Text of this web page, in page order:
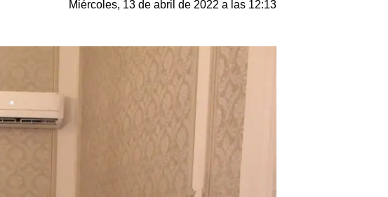
Miércoles, 13 de abril de 2022 a las 12:13